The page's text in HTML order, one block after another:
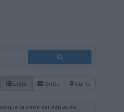
Liste Grille Carte
la carte est déplacée